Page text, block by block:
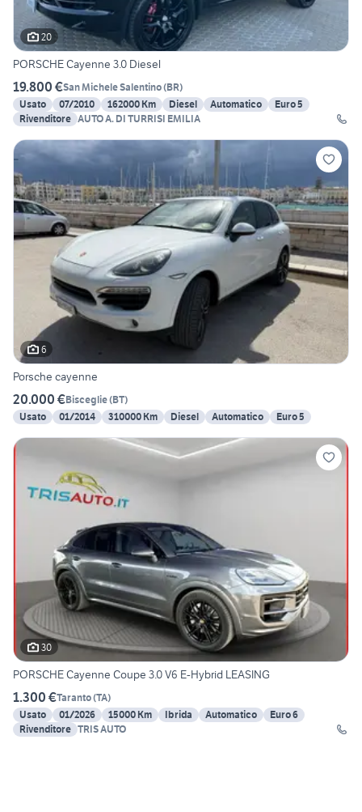
20
PORSCHE Cayenne 3.0 Diesel
19.800 €San Michele Salentino(BR)
Usato
07/2010 162000 Km Diesel Automatico
Euro 5
Rivenditore AUTO A. DI TURRISI EMILIA
6
Porsche cayenne
20.000 €Bisceglie(BT)
Usato
01/2014 310000 Km Diesel Automatico Euro 5
30
PORSCHE Cayenne Coupe 3.0 V6 E-Hybrid LEASING
1.300 €Taranto(TA)
Usato
01/2026 15000 Km Ibrida Automatico
Euro 6
Rivenditore TRIS AUTO